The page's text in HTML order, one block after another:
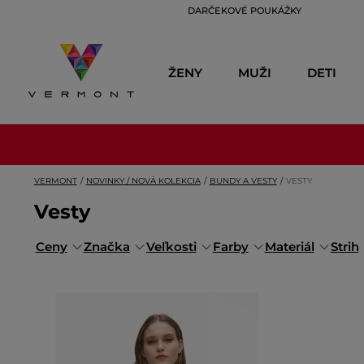
DARČEKOVÉ POUKÁŽKY
ŽENY MUŽI DETI
VERMONT NOVINKY / NOVÁ KOLEKCIA BUNDY A VESTY VESTY
Vesty
Ceny Značka Veľkosti Farby Materiál Strih